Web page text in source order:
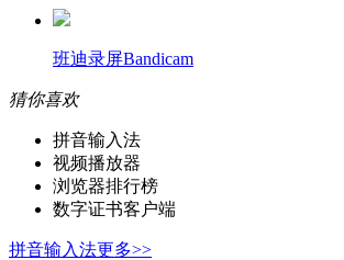
班迪录屏Bandicam
猜你喜欢
拼音输入法
视频播放器
浏览器排行榜
数字证书客户端
拼音输入法更多>>